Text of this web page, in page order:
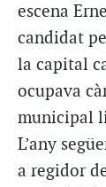
escena
candidat
la capital
ocupava
municipal
L’any
a regidor